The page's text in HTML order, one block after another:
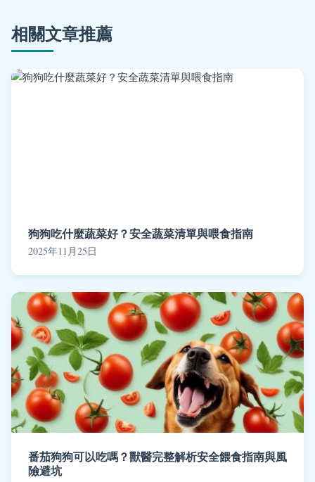
相關文章推薦
狗狗吃什麼蔬菜好？安全蔬菜清單與喂食指南
2025年11月25日
番茄狗狗可以吃嗎？獸醫完整解析安全餵食指南與風
險避坑